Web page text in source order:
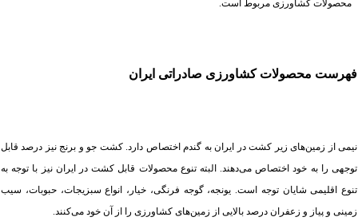
محصولات کشاورزی مربوط است.
فهرست محصولات کشاورزی صادراتی ایران
نیمی از زمین‌های زیر کشت در ایران به گندم اختصاص دارد. کشت جو و برنج نیز درصد قابل
توجهی را به خود اختصاص می‌دهند. البته تنوع محصولات قابل کشت در ایران نیز با توجه به
تنوع اقلیمی شایان توجه است. یونجه، گوجه فرنگی، خیار، انواع سبزیجات، حبوبات، سیب
زمینی و پیاز و زعفران درصد بالایی از زمین‌های کشاورزی را از آن خود می‌کنند.